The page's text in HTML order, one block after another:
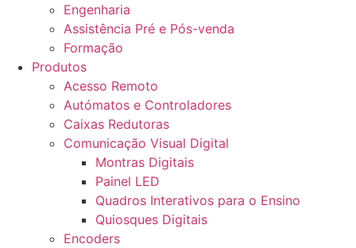
Engenharia
Assistência Pré e Pós-venda
Formação
Produtos
Acesso Remoto
Autómatos e Controladores
Caixas Redutoras
Comunicação Visual Digital
Montras Digitais
Painel LED
Quadros Interativos para o Ensino
Quiosques Digitais
Encoders